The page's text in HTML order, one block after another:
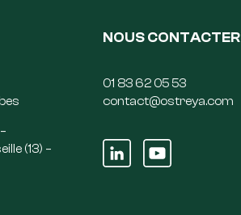
(13) –
NOUS CONTACTER
01 83 62 05 53
contact@ostreya.com